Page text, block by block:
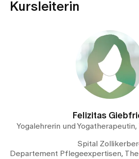
Kursleiterin
Felizitas
Yogalehrerin und
Spital
Departement Pflegeexpertisen,